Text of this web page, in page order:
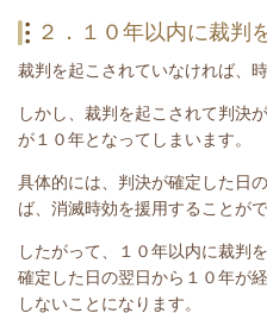
２．１０年以内に裁判
裁判を起こされていなければ、
しかし、裁判を起こされて判決
が１０年となってしまいます。
具体的には、判決が確定した日
ば、消滅時効を援用することがで
したがって、１０年以内に裁判
確定した日の翌日から１０年が
しないことになります。